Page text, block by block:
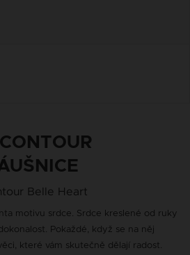
Belle Heart
motivu srdce. Srdce kreslené od ruky
Pokaždé, když se na něj
které vám skutečně dělají radost.